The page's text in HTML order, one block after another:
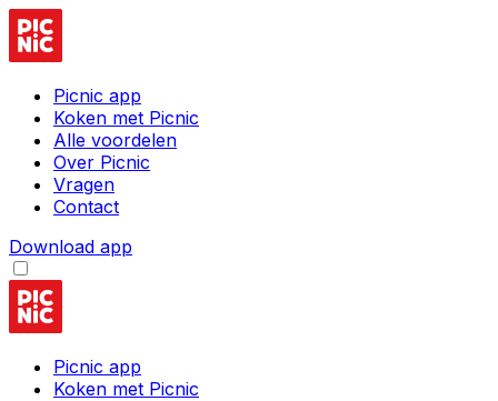
Picnic app
Koken met Picnic
Alle voordelen
Over Picnic
Vragen
Contact
Download app
Picnic app
Koken met Picnic